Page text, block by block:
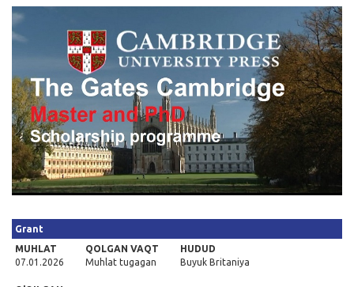
Qidirish
Kirish
Grant
MUHLAT
07.01.2026
QOLGAN VAQT
Muhlat tugagan
HUDUD
Buyuk Britaniya